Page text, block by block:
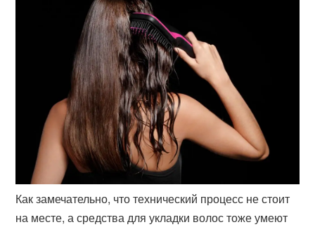
Как замечательно, что технический процесс не стоит
на месте, а средства для укладки волос тоже умеют